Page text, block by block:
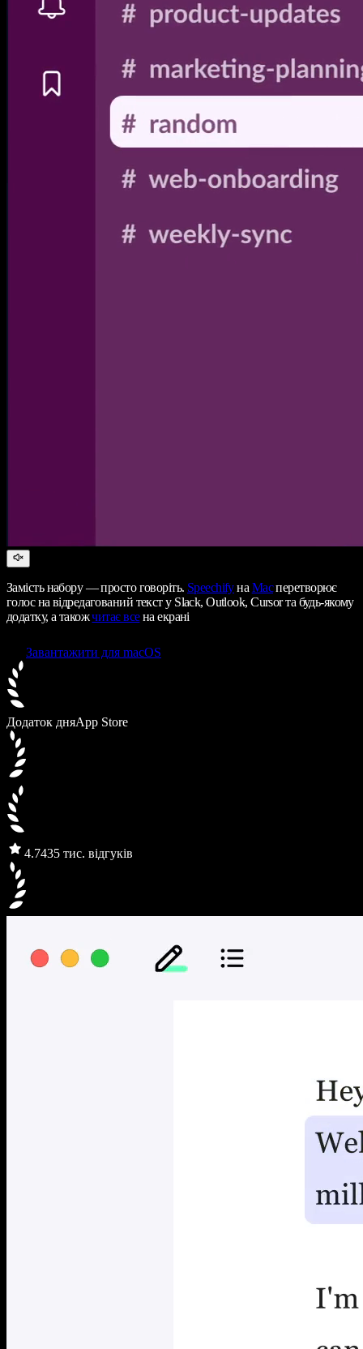
Замість набору — просто говоріть. Speechifyна Macперетворює
голос на відредагований текст у Slack, Outlook, Cursor та будь-якому
додатку, а такожчитає всена екрані
Завантажити для macOS
Додаток дняApp Store
4.7435 тис. відгуків